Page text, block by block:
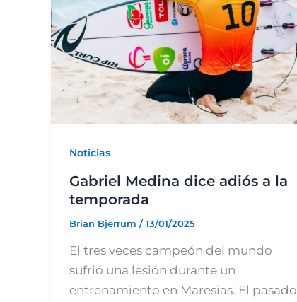
Noticias
Gabriel Medina dice adiós a la
temporada
Brian Bjerrum /13/01/2025
El tres veces campeón del mundo
sufrió una lesión durante un
entrenamiento en Maresias. El pasado